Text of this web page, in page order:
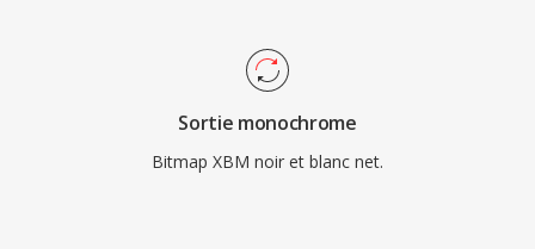
Sortie monochrome
Bitmap XBM noir et blanc net.